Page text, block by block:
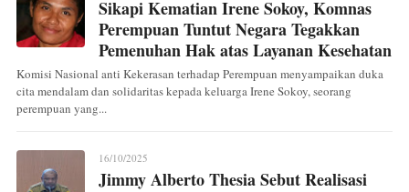
Sikapi Kematian Irene Sokoy, Komnas
Perempuan Tuntut Negara Tegakkan
Pemenuhan Hak atas Layanan Kesehatan
Komisi Nasional anti Kekerasan terhadap Perempuan menyampaikan duka
cita mendalam dan solidaritas kepada keluarga Irene Sokoy, seorang
perempuan yang...
16/10/2025
Jimmy Alberto Thesia Sebut Realisasi